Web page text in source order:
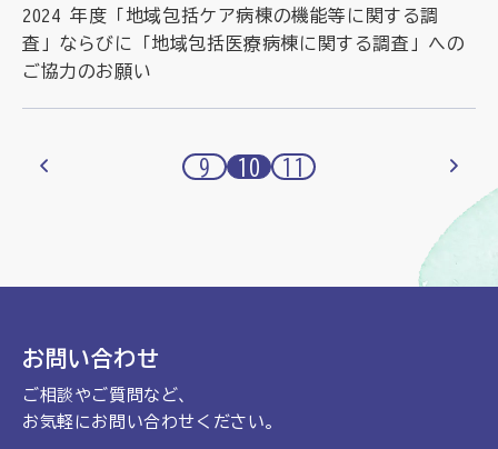
2024 年度「地域包括ケア病棟の機能等に関する調
査」ならびに「地域包括医療病棟に関する調査」への
ご協力のお願い
9 10 11
お問い合わせ
ご相談やご質問など、
お気軽にお問い合わせください。